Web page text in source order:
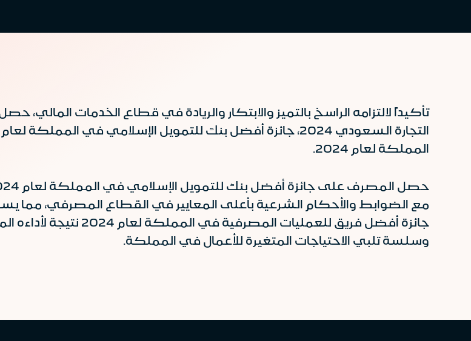
تأكيداً لالتزامه الراسخ بالتميز والابتكار والريادة في قطاع الخدمات
المملكة لعام 2024.
مع الضوابط والأحكام الشرعية بأعلى المعايير في القطاع المصرفي، مما
جائزة أفضل فريق
وسلسة تلبي الاحتياجات المتغيرة للأعمال في المملكة.